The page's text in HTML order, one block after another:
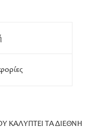
ΤΑ ΔΙΕΘΝΗ